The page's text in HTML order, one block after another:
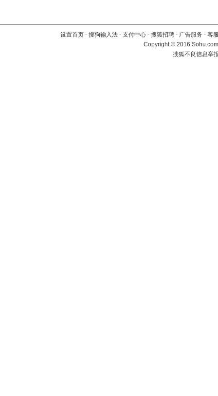
设置首页 - 搜狗输入法 - 支付中心 - 搜狐招聘 - 广告服务 - 客
Copyright©2016
搜狐不良信息举